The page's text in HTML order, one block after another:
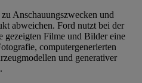
Anschauungszwecken und
abweichen. Ford nutzt bei der
gezeigten Filme und Bilder eine
computergenerierten
und generativer